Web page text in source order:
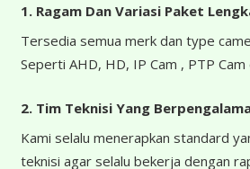
1. Ragam Dan Variasi Paket
Tersedia semua merk dan type
Seperti AHD, HD, IP Cam , PTP
2. Tim Teknisi Yang
Kami selalu menerapkan standard
teknisi agar selalu bekerja dengan